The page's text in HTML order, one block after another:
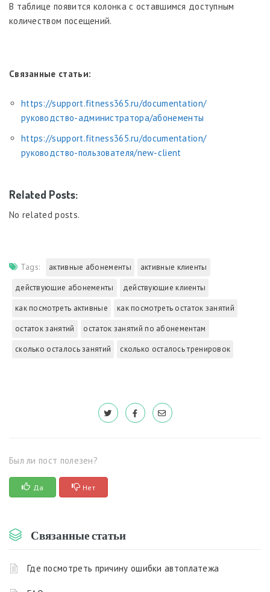
В таблице появится колонка с оставшимся доступным
количеством посещений.
Связанные статьи:
https://support.fitness365.ru/documentation/
руководство-администратора/абонементы
https://support.fitness365.ru/documentation/
руководство-пользователя/new-client
Related Posts:
No related posts.
Tags: активные абонементы
активные клиенты
действующие абонементы
действующие клиенты
как посмотреть активные
как посмотреть остаток занятий
остаток занятий
остаток занятий по абонементам
сколько осталось занятий
сколько осталось тренировок
Был ли пост полезен?
Да Нет
Связанные статьи
Где посмотреть причину ошибки автоплатежа